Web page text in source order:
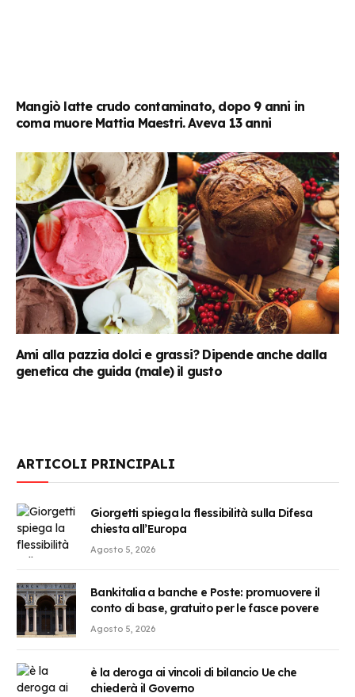
Mangiò latte crudo contaminato, dopo 9 anni in
coma muore Mattia Maestri. Aveva 13 anni
Ami alla pazzia dolci e grassi? Dipende anche dalla
genetica che guida (male) il gusto
ARTICOLI PRINCIPALI
Giorgetti spiega la flessibilità sulla Difesa
chiesta all’Europa
Agosto 5, 2026
Bankitalia a banche e Poste: promuovere il
conto di base, gratuito per le fasce povere
Agosto 5, 2026
è la deroga ai vincoli di bilancio Ue che
chiederà il Governo